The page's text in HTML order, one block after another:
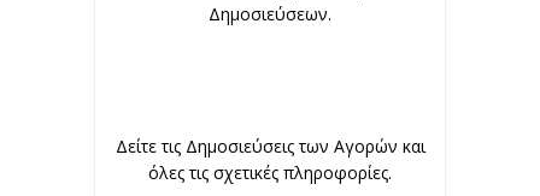
Δημοσιεύσεων.
Δείτε τις Δημοσιεύσεις των Αγορών και
όλες τις σχετικές πληροφορίες.